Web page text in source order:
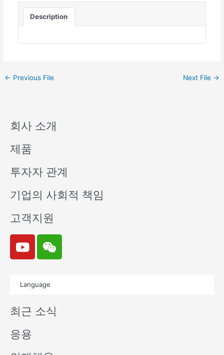
Description
← Previous File Next File →
회사 소개
제품
투자자 관계
기업의 사회적 책임
고객지원
Y
o
u
e
W
e
i
n
Language
최근 소식
응용